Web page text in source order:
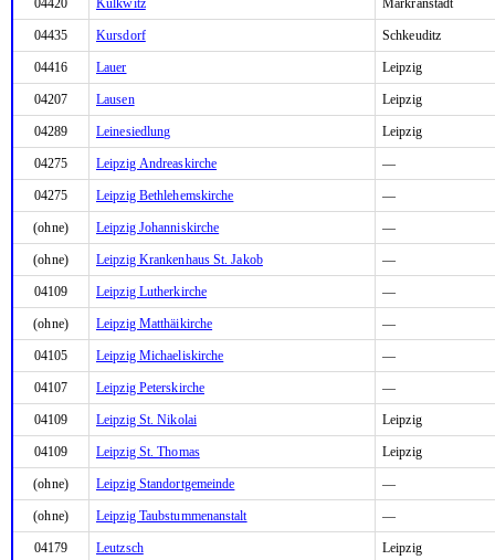
04420 Kulkwitz Markranstädt
04435 Kursdorf Schkeuditz
04416 Lauer Leipzig
04207 Lausen Leipzig
04289 Leinesiedlung Leipzig
04275 Leipzig Andreaskirche —
04275 Leipzig Bethlehemskirche —
(ohne) Leipzig Johanniskirche —
(ohne) Leipzig Krankenhaus St. Jakob —
04109 Leipzig Lutherkirche —
(ohne) Leipzig Matthäikirche —
04105 Leipzig Michaeliskirche —
04107 Leipzig Peterskirche —
04109 Leipzig St. Nikolai Leipzig
04109 Leipzig St. Thomas Leipzig
(ohne) Leipzig Standortgemeinde —
(ohne) Leipzig Taubstummenanstalt —
04179 Leutzsch Leipzig